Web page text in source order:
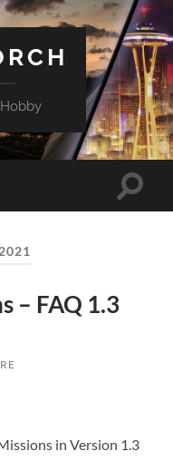
– FAQ 1.3
in Version 1.3